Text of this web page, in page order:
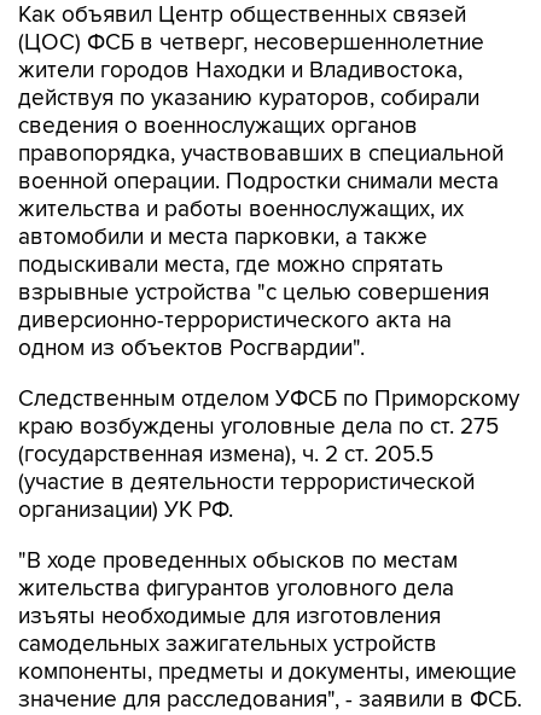
Как объявил Центр общественных связей
(ЦОС) ФСБ в четверг, несовершеннолетние
жители городов Находки и Владивостока,
действуя по указанию кураторов, собирали
сведения о военнослужащих органов
правопорядка, участвовавших в специальной
военной операции. Подростки снимали места
жительства и работы военнослужащих, их
автомобили и места парковки, а также
подыскивали места, где можно спрятать
взрывные устройства "с целью совершения
диверсионно-террористического акта на
одном из объектов Росгвардии".
Следственным отделом УФСБ по Приморскому
краю возбуждены уголовные дела по ст. 275
(государственная измена), ч. 2 ст. 205.5
(участие в деятельности террористической
организации) УК РФ.
"В ходе проведенных обысков по местам
жительства фигурантов уголовного дела
изъяты необходимые для изготовления
самодельных зажигательных устройств
компоненты, предметы и документы, имеющие
значение для расследования", - заявили в ФСБ.